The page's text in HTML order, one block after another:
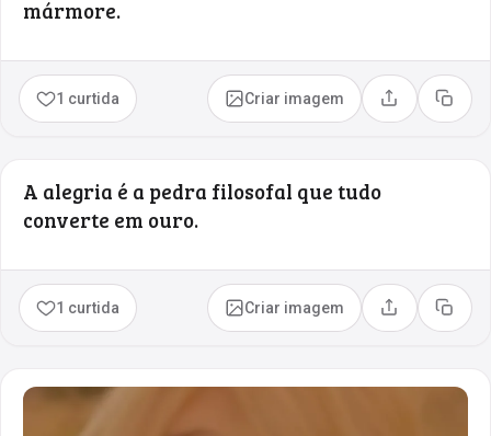
mármore.
1 curtida Criar imagem Compartilhar
Copiar
A alegria é a pedra filosofal que tudo
converte em ouro.
1 curtida Criar imagem Compartilhar
Copiar